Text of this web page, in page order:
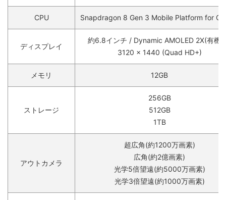
CPU Snapdragon 8 Gen 3 Mobile Platform for
ディスプレイ
約6.8インチ / Dynamic AMOLED 2X(有機
3120 x 1440 (Quad HD+)
メモリ 12GB
ストレージ
256GB
512GB
1TB
アウトカメラ
超広角(約1200万画素)
広角(約2億画素)
光学5倍望遠(約5000万画素)
光学3倍望遠(約1000万画素)